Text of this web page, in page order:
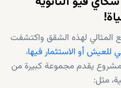
المثالي لهذه الشقق واكتشفت
للعيش أو الاستثمار فيها،
يقدم مجموعة كبيرة من
مثل: